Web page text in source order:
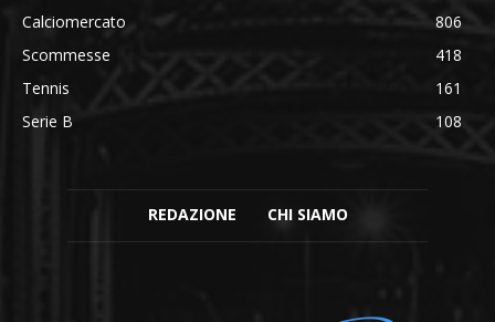
Calciomercato
806
Scommesse
418
Tennis
161
Serie B
108
REDAZIONE CHI SIAMO